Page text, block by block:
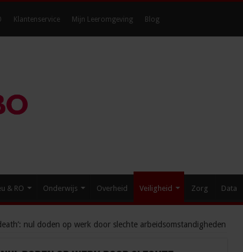
Klantenservice Mijn Leeromgeving Blog
& RO Onderwijs Overheid Veiligheid Zorg Data
nul doden op werk door slechte arbeidsomstandigheden